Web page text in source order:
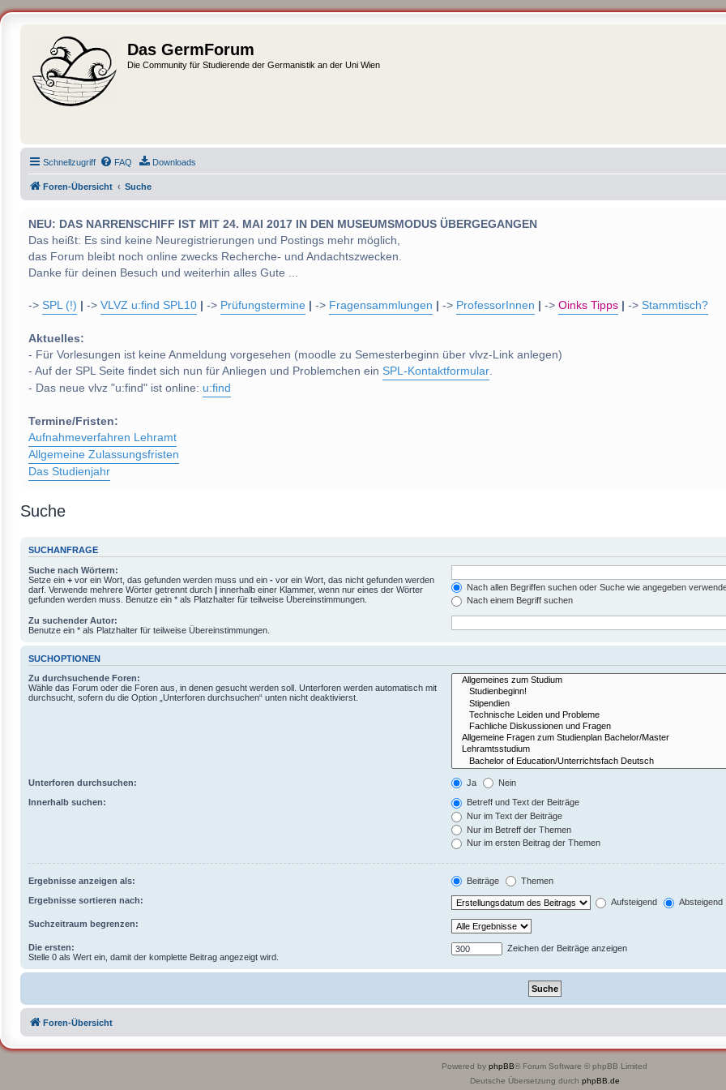
Das GermForum
Die Community für Studierende der Germanistik an der Uni Wien
Schnellzugriff FAQ Downloads
Foren-Übersicht Suche
NEU: DAS NARRENSCHIFF IST MIT 24. MAI 2017 IN DEN MUSEUMSMODUS ÜBERGEGANGEN
Das heißt: Es sind keine Neuregistrierungen und Postings mehr möglich,
das Forum bleibt noch online zwecks Recherche- und Andachtszwecken.
Danke für deinen Besuch und weiterhin alles Gute ...
-> SPL (!) -> VLVZ u:find SPL10 -> Prüfungstermine -> Fragensammlungen -> ProfessorInnen -> Oinks Tipps -> Stammtisch?
Aktuelles:
- Für Vorlesungen ist keine Anmeldung vorgesehen (moodle zu Semesterbeginn über vlvz-Link anlegen)
- Auf der SPL Seite findet sich nun für Anliegen und Problemchen ein SPL-Kontaktformular.
- Das neue vlvz "u:find" ist online: u:find
Termine/Fristen:
Aufnahmeverfahren Lehramt
Allgemeine Zulassungsfristen
Das Studienjahr
Suche
SUCHANFRAGE
Suche nach Wörtern:
Setze ein + vor ein Wort, das gefunden werden muss und ein - vor ein Wort, das nicht gefunden werden
darf. Verwende mehrere Wörter getrennt durch | innerhalb einer Klammer, wenn nur eines der Wörter
gefunden werden muss. Benutze ein * als Platzhalter für teilweise Übereinstimmungen.
Nach allen Begriffen suchen oder Suche wie angegeben
Nach einem Begriff suchen
Zu suchender Autor:
Benutze ein * als Platzhalter für teilweise Übereinstimmungen.
SUCHOPTIONEN
Zu durchsuchende Foren:
Wähle das Forum oder die Foren aus, in denen gesucht werden soll. Unterforen werden automatisch mit
durchsucht, sofern du die Option „Unterforen durchsuchen“ unten nicht deaktivierst.
Unterforen durchsuchen: Ja Nein
Innerhalb suchen:
Betreff und Text der Beiträge
Nur im Text der Beiträge
Nur im Betreff der Themen
Nur im ersten Beitrag der Themen
Ergebnisse anzeigen als: Beiträge Themen
Ergebnisse sortieren nach: Aufsteigend Absteigend
Suchzeitraum begrenzen:
Die ersten:
Stelle 0 als Wert ein, damit der komplette Beitrag angezeigt wird.
Zeichen der Beiträge anzeigen
Foren-Übersicht
Powered by phpBB® Forum Software © phpBB Limited
Deutsche Übersetzung durch phpBB.de